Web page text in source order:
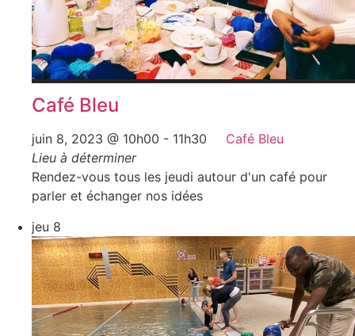
Café Bleu
juin 8, 2023 @ 10h00 - 11h30
Café Bleu
Lieu à déterminer
Rendez-vous tous les jeudi autour d'un café pour
parler et échanger nos idées
jeu 8